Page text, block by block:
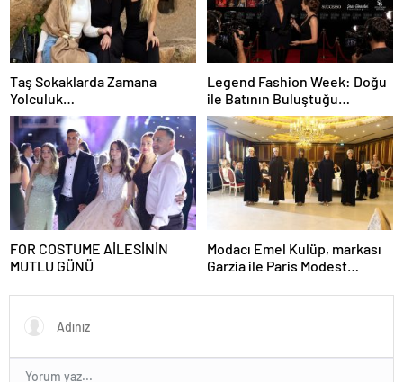
Taş Sokaklarda Zamana
Yolculuk…
Legend Fashion Week: Doğu
ile Batının Buluştuğu
Uluslararası Moda Sahnesi
FOR COSTUME AİLESİNİN
MUTLU GÜNÜ
Modacı Emel Kulüp, markası
Garzia ile Paris Modest
doldurdu.